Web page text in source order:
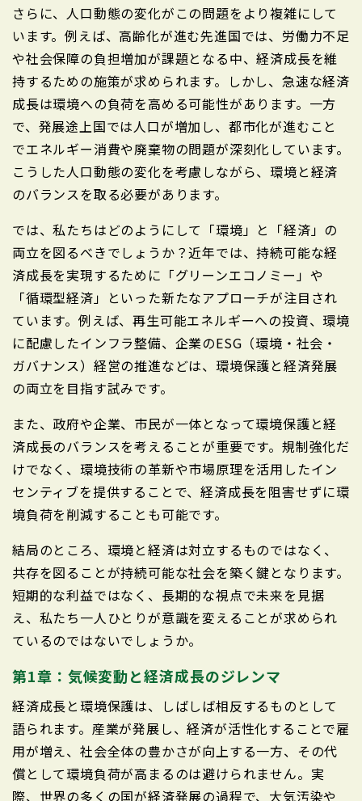
さらに、人口動態の変化がこの問題をより複雑にして
います。例えば、高齢化が進む先進国では、労働力不足
や社会保障の負担増加が課題となる中、経済成長を維
持するための施策が求められます。しかし、急速な経済
成長は環境への負荷を高める可能性があります。一方
で、発展途上国では人口が増加し、都市化が進むこと
でエネルギー消費や廃棄物の問題が深刻化しています。
こうした人口動態の変化を考慮しながら、環境と経済
のバランスを取る必要があります。
では、私たちはどのようにして「環境」と「経済」の
両立を図るべきでしょうか？近年では、持続可能な経
済成長を実現するために「グリーンエコノミー」や
「循環型経済」といった新たなアプローチが注目され
ています。例えば、再生可能エネルギーへの投資、環境
に配慮したインフラ整備、企業のESG（環境・社会・
ガバナンス）経営の推進などは、環境保護と経済発展
の両立を目指す試みです。
また、政府や企業、市民が一体となって環境保護と経
済成長のバランスを考えることが重要です。規制強化だ
けでなく、環境技術の革新や市場原理を活用したイン
センティブを提供することで、経済成長を阻害せずに環
境負荷を削減することも可能です。
結局のところ、環境と経済は対立するものではなく、
共存を図ることが持続可能な社会を築く鍵となります。
短期的な利益ではなく、長期的な視点で未来を見据
え、私たち一人ひとりが意識を変えることが求められ
ているのではないでしょうか。
第1章：気候変動と経済成長のジレンマ
経済成長と環境保護は、しばしば相反するものとして
語られます。産業が発展し、経済が活性化することで雇
用が増え、社会全体の豊かさが向上する一方、その代
償として環境負荷が高まるのは避けられません。実
際、世界の多くの国が経済発展の過程で、大気汚染や